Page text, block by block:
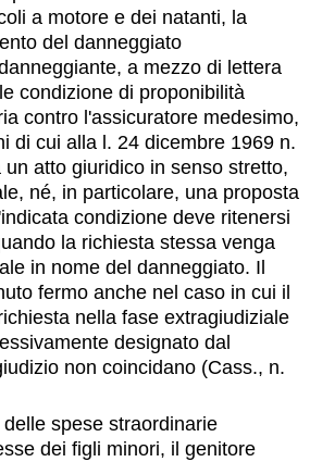
a motore e dei natanti, la
del danneggiato
a mezzo di lettera
condizione di proponibilità
contro l'assicuratore medesimo,
di cui alla l. 24 dicembre 1969 n.
atto giuridico in senso stretto,
né, in particolare, una proposta
condizione deve ritenersi
la richiesta stessa venga
in nome del danneggiato. Il
fermo anche nel caso in cui il
nella fase extragiudiziale
designato dal
non coincidano (Cass., n.
spese straordinarie
dei figli minori, il genitore